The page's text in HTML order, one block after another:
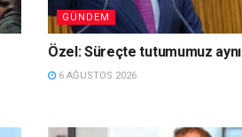
GÜNDEM
Özel: Süreçte tutumumuz aynı
6 AĞUSTOS 2026